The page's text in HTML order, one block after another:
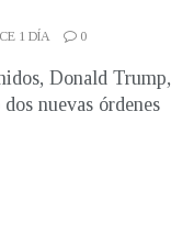
1 DÍA 0
Donald Trump,
nuevas órdenes